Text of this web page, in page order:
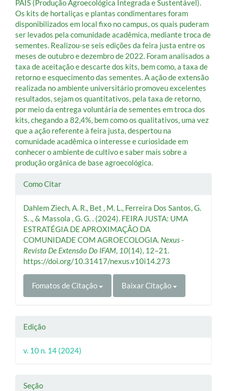
PAIS (Produção Agroecológica Integrada e Sustentável).
Os kits de hortaliças e plantas condimentares foram
disponibilizados em local fixo no campus, os quais puderam
ser levados pela comunidade acadêmica, mediante troca de
sementes. Realizou-se seis edições da feira justa entre os
meses de outubro e dezembro de 2022. Foram analisados a
taxa de aceitação e descarte dos kits, bem como, a taxa de
retorno e esquecimento das sementes. A ação de extensão
realizada no ambiente universitário promoveu excelentes
resultados, sejam os quantitativos, pela taxa de retorno,
por meio da entrega voluntária de sementes em troca dos
kits, chegando a 82,4%, bem como os qualitativos, uma vez
que a ação referente à feira justa, despertou na
comunidade acadêmica o interesse e curiosidade em
conhecer o ambiente de cultivo e saber mais sobre a
produção orgânica de base agroecológica.
Detalhes
artigo
Como Citar
Dahlem Ziech, A. R., Bet , M. L., Ferreira Dos Santos, G.
S. ., & Massola , G. G. . (2024). FEIRA JUSTA: UMA
ESTRATÉGIA DE APROXIMAÇÃO DA
COMUNIDADE COM AGROECOLOGIA. Nexus -
Revista De Extensão Do IFAM, 10(14), 12–21.
https://doi.org/10.31417/nexus.v10i14.273
Fomatos de Citação Baixar Citação
Edição
v. 10 n. 14 (2024)
Seção